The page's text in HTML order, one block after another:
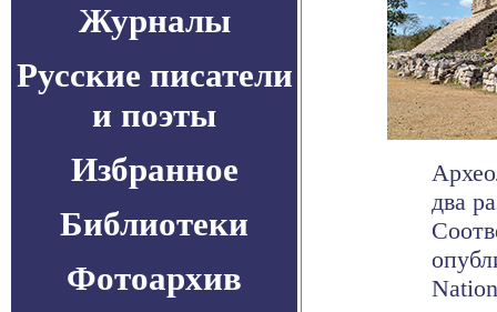
Журналы
Русские писатели
и поэты
Избранное
Библиотеки
Фотоархив
два